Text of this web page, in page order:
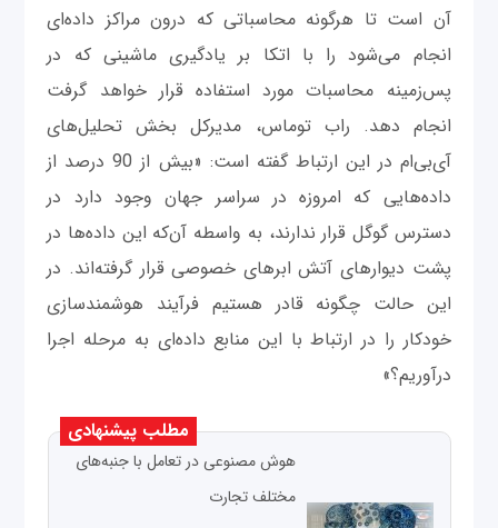
آن است تا هرگونه‌ محاسباتی که درون مراکز داده‌ای
انجام می‌شود را با اتکا بر یادگیری ماشینی که در
پس‌زمینه محاسبات مورد استفاده قرار خواهد گرفت
انجام دهد. راب توماس، مدیرکل بخش تحلیل‌های
آی‌بی‌ام در این ارتباط گفته است: «بیش از 90 درصد از
داده‌هایی که امروزه در سراسر جهان وجود دارد در
دسترس گوگل قرار ندارند، به واسطه آن‌که این داده‌ها در
پشت دیوارهای آتش ابرهای خصوصی قرار گرفته‌اند. در
این حالت چگونه قادر هستیم فرآیند هوشمندسازی
خودکار را در ارتباط با این منابع داده‌ای به مرحله اجرا
درآوریم؟»
مطلب پیشنهادی
هوش مصنوعی در تعامل با جنبه‌های
مختلف تجارت